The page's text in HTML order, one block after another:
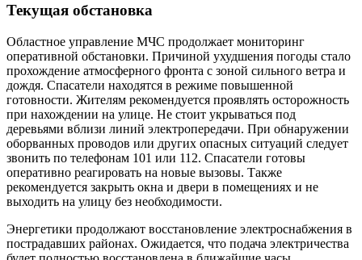
Текущая обстановка
Областное управление МЧС продолжает мониторинг
оперативной обстановки. Причиной ухудшения погоды стало
прохождение атмосферного фронта с зоной сильного ветра и
дождя. Спасатели находятся в режиме повышенной
готовности. Жителям рекомендуется проявлять осторожность
при нахождении на улице. Не стоит укрываться под
деревьями вблизи линий электропередачи. При обнаружении
оборванных проводов или других опасных ситуаций следует
звонить по телефонам 101 или 112. Спасатели готовы
оперативно реагировать на новые вызовы. Также
рекомендуется закрыть окна и двери в помещениях и не
выходить на улицу без необходимости.
Энергетики продолжают восстановление электроснабжения в
пострадавших районах. Ожидается, что подача электричества